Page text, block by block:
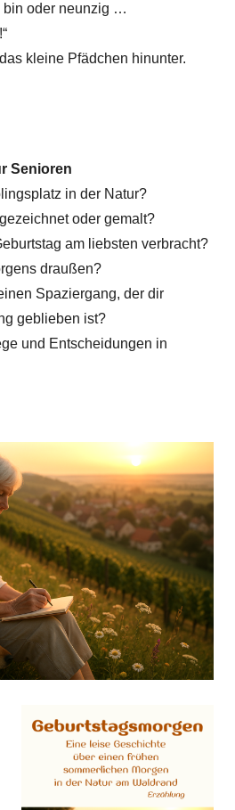
bin oder neunzig …
kleine Pfädchen hinunter.
Senioren
in der Natur?
oder gemalt?
am liebsten verbracht?
draußen?
Spaziergang, der dir
geblieben ist?
und Entscheidungen in